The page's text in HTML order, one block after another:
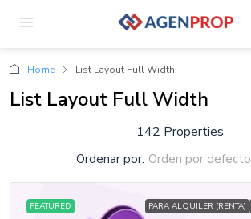
Home List Layout Full Width
List Layout Full Width
142 Properties
Ordenar por: Orden por defecto
FEATURED PARA ALQUILER (RENTA)